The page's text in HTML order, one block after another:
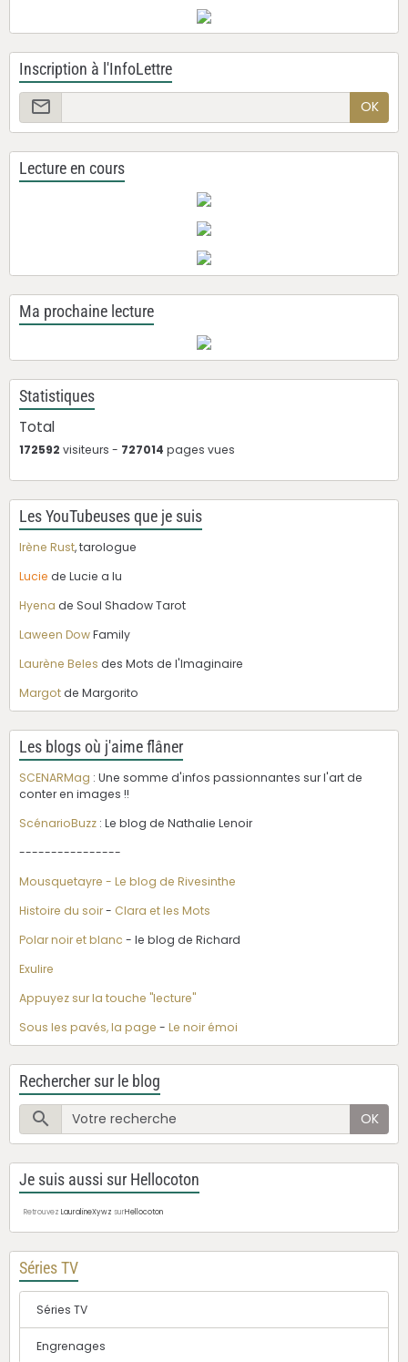
Inscription à l'InfoLettre
OK
Lecture en cours
Ma prochaine lecture
Statistiques
Total
172592 visiteurs - 727014 pages vues
Les YouTubeuses que je suis
Irène Rust, tarologue
Lucie de Lucie a lu
Hyena de Soul Shadow Tarot
Laween DowFamily
Laurène Beles des Mots de l'Imaginaire
Margotde Margorito
Les blogs où j'aime flâner
SCENARMag : Une somme d'infos passionnantes sur l'art de
conter en images !!
ScénarioBuzz : Le blog de Nathalie Lenoir
----------------
Mousquetayre - Le blog de Rivesinthe
Histoire du soir- Clara et les Mots
Polar noir et blanc - le blog de Richard
Exulire
Appuyez sur la touche "lecture"
Sous les pavés, la page - Le noir émoi
Rechercher sur le blog
OK
Je suis aussi sur Hellocoton
Retrouvez LauralineXywz surHellocoton
Séries TV
Séries TV
Engrenages